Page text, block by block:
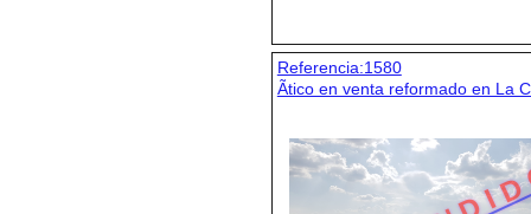
Referencia:1580
Ãtico en venta reformado en La